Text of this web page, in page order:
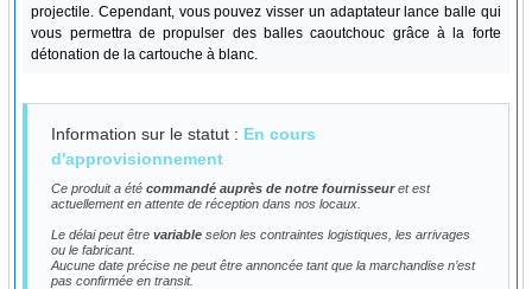
projectile. Cependant, vous pouvez visser un adaptateur lance balle qui
vous permettra de propulser des balles caoutchouc grâce à la forte
détonation de la cartouche à blanc.
Information sur le statut : En cours
d'approvisionnement
Ce produit a étécommandé auprès de notre fournisseuret est
actuellement en attente de réception dans nos locaux.
Le délai peut êtrevariable selon les contraintes logistiques, les arrivages
ou le fabricant.
Aucune date précise ne peut être annoncée tant que la marchandise n’est
pas confirmée en transit.